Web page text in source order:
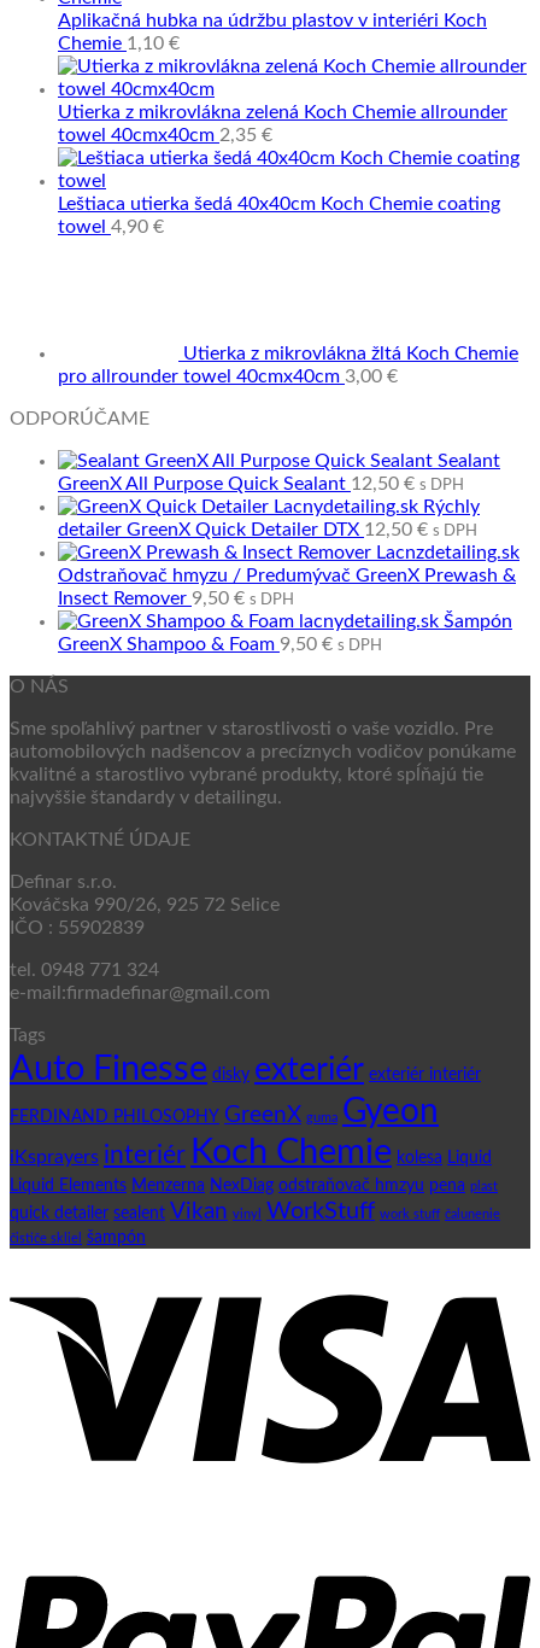
Aplikačná hubka na údržbu plastov v interiéri Koch
Chemie 1,10 €
Utierka z mikrovlákna zelená Koch Chemie allrounder
towel 40cmx40cm 2,35 €
Leštiaca utierka šedá 40x40cm Koch Chemie coating
towel 4,90 €
Utierka z mikrovlákna žltá Koch Chemie
pro allrounder towel 40cmx40cm 3,00 €
ODPORÚČAME
Sealant
GreenX All Purpose Quick Sealant 12,50 € s DPH
Rýchly
detailer GreenX Quick Detailer DTX 12,50 € s DPH
Odstraňovač hmyzu / Predumývač GreenX Prewash &
Insect Remover 9,50 € s DPH
Šampón
GreenX Shampoo & Foam 9,50 € s DPH
O NÁS
Sme spoľahlivý partner v starostlivosti o vaše vozidlo. Pre
automobilových nadšencov a precíznych vodičov ponúkame
kvalitné a starostlivo vybrané produkty, ktoré spĺňajú tie
najvyššie štandardy v detailingu.
KONTAKTNÉ ÚDAJE
Definar s.r.o.
Kováčska 990/26, 925 72 Selice
IČO : 55902839
tel. 0948 771 324
e-mail:firmadefinar@gmail.com
Tags
Auto Finesse disky exteriér exteriér interiér
FERDINAND PHILOSOPHY GreenX guma Gyeon
iKsprayers interiér Koch Chemie kolesa Liquid
Liquid Elements Menzerna NexDiag odstraňovač hmzyu pena plast
quick detailer sealent Vikan vinyl WorkStuff work stuff čalunenie
čističe skliel
šampón